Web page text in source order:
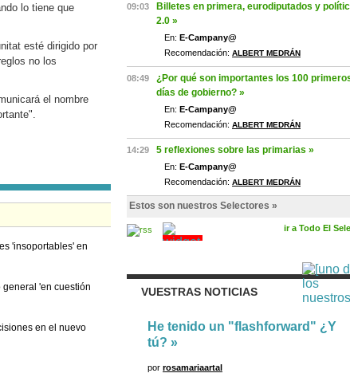
lo tiene que
esté dirigido por
no los
el nombre
'insoportables' en
'en cuestión
en el nuevo
09:03
Billetes en primera, eurodiputados y
2.0 »
En: E-Campany@
Recomendación: ALBERT MEDRÁN
08:49
¿Por qué son importantes los 100
días de gobierno? »
En: E-Campany@
Recomendación: ALBERT MEDRÁN
14:29 5 reflexiones sobre las primarias »
En: E-Campany@
Recomendación: ALBERT MEDRÁN
Estos son nuestros Selectores »
ir a Todo El
VUESTRAS NOTICIAS
He tenido un "flashforward" ¿Y
tú? »
por rosamariaartal